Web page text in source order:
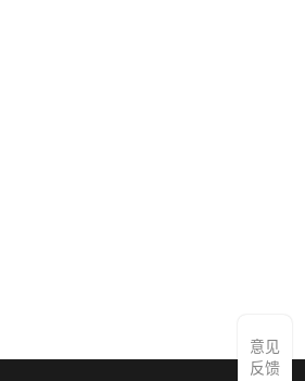
意见
反馈